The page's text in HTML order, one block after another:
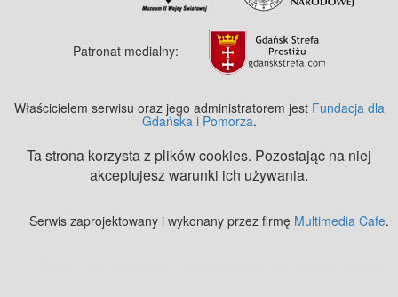
Patronat medialny:
Właścicielem serwisu oraz jego administratorem jest Fundacja dla
Gdańska i Pomorza.
Ta strona korzysta z plików cookies. Pozostając na niej
akceptujesz warunki ich używania.
Serwis zaprojektowany i wykonany przez firmę Multimedia Cafe.